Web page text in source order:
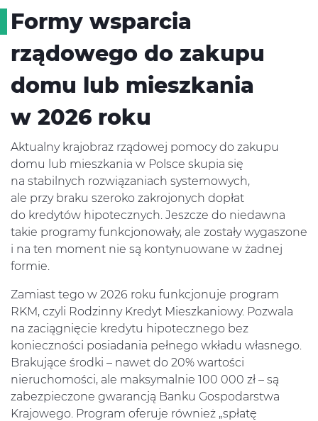
Formy wsparcia
rządowego do zakupu
domu lub mieszkania
w 2026 roku
Aktualny krajobraz rządowej pomocy do zakupu
domu lub mieszkania w Polsce skupia się
na stabilnych rozwiązaniach systemowych,
ale przy braku szeroko zakrojonych dopłat
do kredytów hipotecznych. Jeszcze do niedawna
takie programy funkcjonowały, ale zostały wygaszone
i na ten moment nie są kontynuowane w żadnej
formie.
Zamiast tego w 2026 roku funkcjonuje program
RKM, czyli Rodzinny Kredyt Mieszkaniowy. Pozwala
na zaciągnięcie kredytu hipotecznego bez
konieczności posiadania pełnego wkładu własnego.
Brakujące środki – nawet do 20% wartości
nieruchomości, ale maksymalnie 100 000 zł – są
zabezpieczone gwarancją Banku Gospodarstwa
Krajowego. Program oferuje również „spłatę